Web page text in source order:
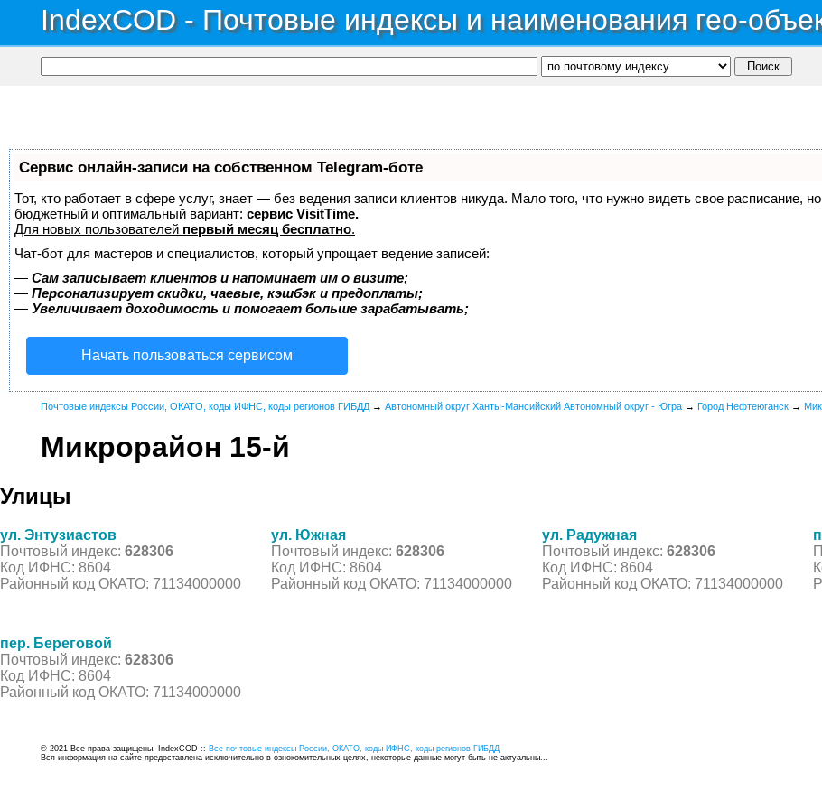
IndexCOD - Почтовые индексы и наименования гео-
Сервис онлайн-записи на собственном Telegram-боте
Тот, кто работает в сфере услуг, знает — без ведения записи клиентов никуда. Мало того, что нужно видеть свое
бюджетный и оптимальный вариант: сервис VisitTime.
Для новых пользователей первый месяц бесплатно.
Чат-бот для мастеров и специалистов, который упрощает ведение записей:
— Сам записывает клиентов и напоминает им о визите;
— Персонализирует скидки, чаевые, кэшбэк и предоплаты;
— Увеличивает доходимость и помогает больше зарабатывать;
Начать пользоваться сервисом
Почтовые индексы России, ОКАТО, коды ИФНС, коды регионов ГИБДД → Автономный округ Ханты-Мансийский Автономный округ - Югра → Город Нефтеюганск →
Микрорайон 15-й
Улицы
ул. Энтузиастов
Почтовый индекс: 628306
Код ИФНС: 8604
Районный код ОКАТО: 71134000000
ул. Южная
Почтовый индекс: 628306
Код ИФНС: 8604
Районный код ОКАТО: 71134000000
ул. Радужная
Почтовый индекс: 628306
Код ИФНС: 8604
Районный код ОКАТО: 71134000000
пер. Береговой
Почтовый индекс: 628306
Код ИФНС: 8604
Районный код ОКАТО: 71134000000
© 2021 Все права защищены. IndexCOD :: Все почтовые индексы России, ОКАТО, коды ИФНС, коды регионов ГИБДД
Вся информация на сайте предоставлена исключительно в ознокомительных целях, некоторые данные могут быть не актуальны...